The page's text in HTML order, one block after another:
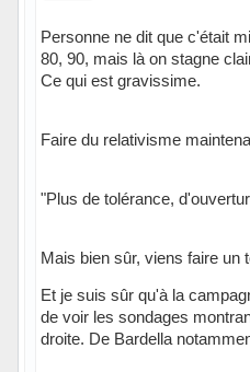
Personne ne dit que c'était
80, 90, mais là on stagne
Ce qui est gravissime.
Faire du relativisme
"Plus de tolérance,
Mais bien sûr, viens faire un
Et je suis sûr qu'à la
de voir les sondages
droite. De Bardella